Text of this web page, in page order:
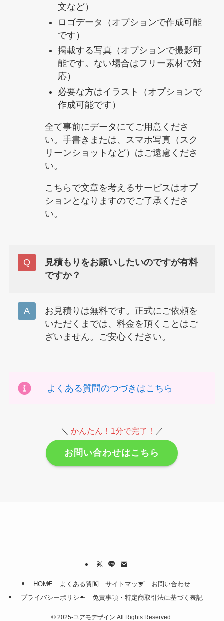
文など）
ロゴデータ（オプションで作成可能
です）
掲載する写真（オプションで撮影可
能です。ない場合はフリー素材で対
応）
必要な方はイラスト（オプションで
作成可能です）
全て事前にデータにてご用意くださ
い。手書きまたは、スマホ写真（スク
リーンショットなど）はご遠慮くださ
い。
こちらで文章を考えるサービスはオプ
ションとなりますのでご了承くださ
い。
見積もりをお願いしたいのですが有料
ですか？
お見積りは無料です。正式にご依頼を
いただくまでは、料金を頂くことはご
ざいません。ご安心ください。
よくある質問のつづきはこちら
＼ かんたん！1分で完了！ ／
お問い合わせはこちら
HOME よくある質問 サイトマップ
お問い合わせ
プライバシーポリシー
免責事項・特定商取引法に基づく表記
© 2025-ユアモデザイン.All Rights Reserved.